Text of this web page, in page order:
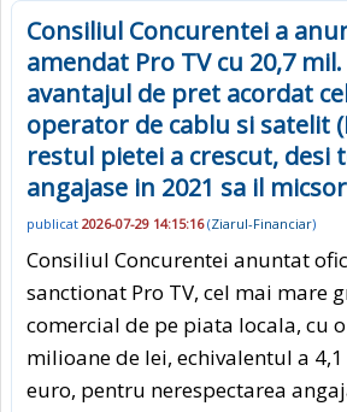
Consiliul Concurentei a
amendat Pro TV cu 20,7
avantajul de pret acordat
operator de cablu si satelit
restul pietei a crescut, desi
angajase in 2021 sa il
publicat 2026-07-29 14:15:16(Ziarul-Financiar)
Consiliul Concurentei anuntat
sanctionat Pro TV, cel mai mare
comercial de pe piata locala, cu
milioane de lei, echivalentul a
euro, pentru nerespectarea